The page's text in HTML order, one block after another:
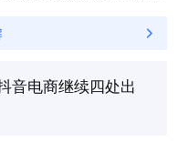
音电商继续四处出